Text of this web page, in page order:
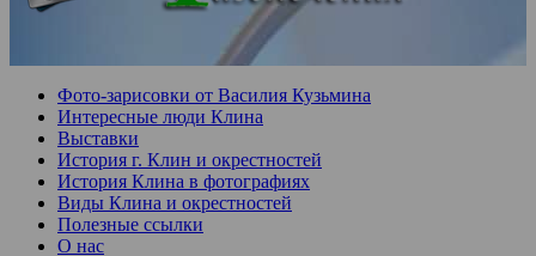
Фото-зарисовки от Василия Кузьмина
Интересные люди Клина
Выставки
История г. Клин и окрестностей
История Клина в фотографиях
Виды Клина и окрестностей
Полезные ссылки
О нас